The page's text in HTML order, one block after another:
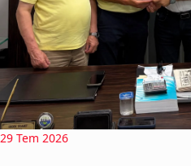
29 Tem 2026